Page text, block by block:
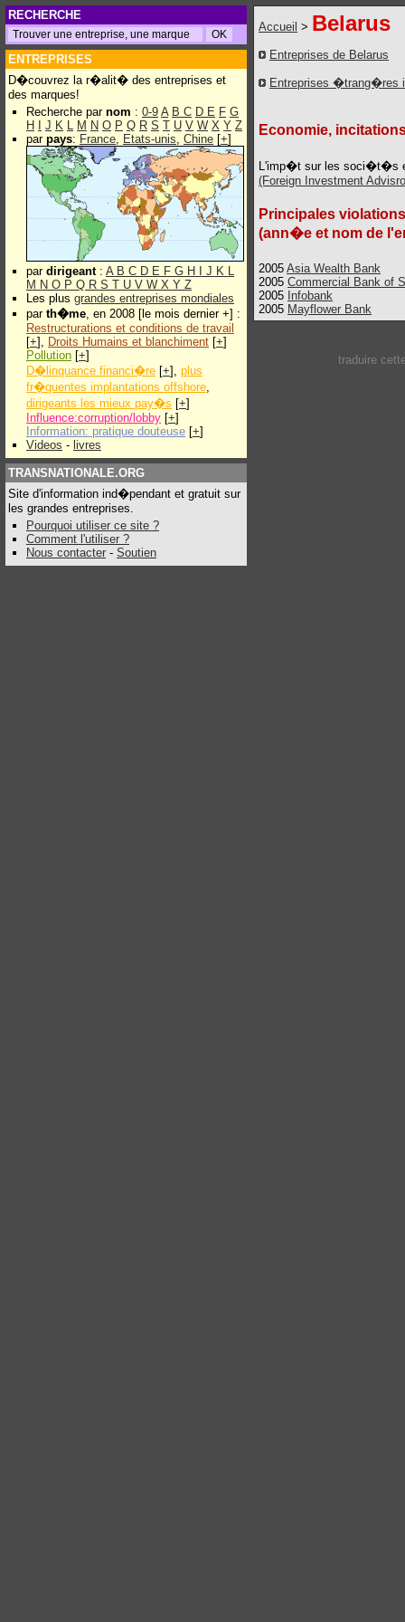
RECHERCHE
ENTREPRISES
D�couvrez la r�alit� des entreprises et
des marques!
Recherche par nom : 0-9 A B C D E F G
H
J K L M N O P Q R S T U V W X Y Z
par pays: France, Etats-unis, Chine [+]
par dirigeant: A B C D E F G H J K L
M N O P Q R S T U V W X Y Z
Les plus grandes entreprises mondiales
par th�me, en 2008 [le mois dernier +] :
Restructurations et conditions de travail
[+], Droits Humains et blanchiment [+]
Pollution [+]
D�linquance financi�re [+], plus
fr�quentes implantations offshore,
dirigeants les mieux pay�s [+]
Influence:corruption/lobby [+]
Information: pratique douteuse [+]
Videos - livres
TRANSNATIONALE.ORG
Site d'information ind�pendant et gratuit sur
les grandes entreprises.
Pourquoi utiliser ce site ?
Comment l'utiliser ?
Nous contacter - Soutien
Accueil > Belarus
Entreprises de Belarus
Entreprises �trang�res
Economie,
L'imp�t sur les soci�t�s
(Foreign Investment
Principales
(ann�e et nom de
2005 Asia Wealth Bank
2005 Commercial Bank of
2005 Infobank
2005 Mayflower Bank
traduire